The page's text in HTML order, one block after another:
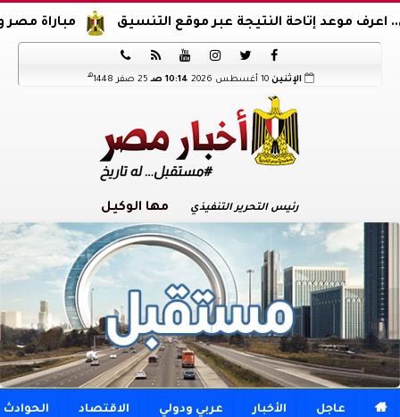
مباراة مصر إتاحة النتيجة عبر موقع التنسيق






الإثنين 10 أغسطس 2026 10:14 صـ 25 صفر 1448 هـ
رئيس التحرير التنفيذي مها الوكيل
 عاجل الأخبار عربي ودولي الاقتصاد الحوادث